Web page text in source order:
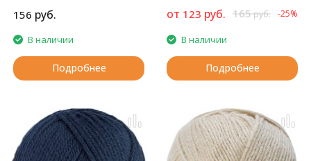
156 руб.
В наличии
Подробнее
от 123 руб. 165руб. -25%
В наличии
Подробнее